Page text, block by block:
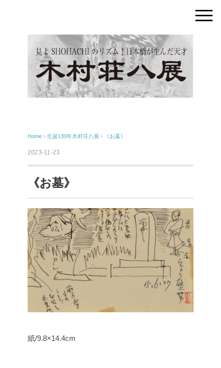
Home › 生誕130年木村荘八展 › 《お墓》
2023-11-23
《お墓》
紙/9.8×14.4cm